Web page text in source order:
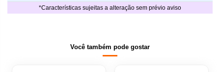
*Características sujeitas a alteração sem prévio aviso
Você também pode gostar